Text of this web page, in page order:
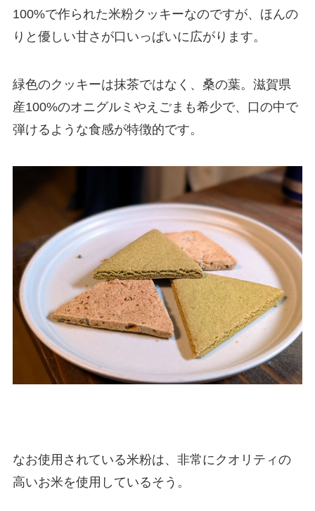
100%で作られた米粉クッキーなのですが、ほんの
りと優しい甘さが口いっぱいに広がります。
緑色のクッキーは抹茶ではなく、桑の葉。滋賀県
産100%のオニグルミやえごまも希少で、口の中で
弾けるような食感が特徴的です。
なお使用されている米粉は、非常にクオリティの
高いお米を使用しているそう。